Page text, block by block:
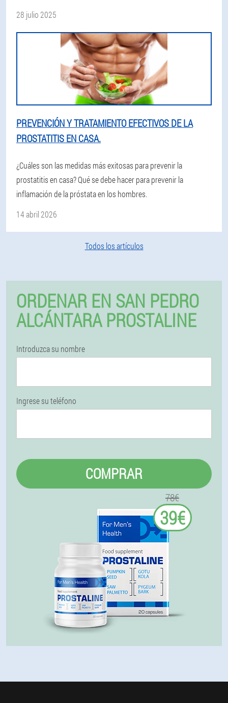
28 julio 2025
PREVENCIÓN Y TRATAMIENTO EFECTIVOS DE LA
PROSTATITIS EN CASA.
¿Cuáles son las medidas más exitosas para prevenir la
prostatitis en casa? Qué se debe hacer para prevenir la
inflamación de la próstata en los hombres.
14 abril 2026
Todos los artículos
ORDENAR EN SAN PEDRO
ALCÁNTARA PROSTALINE
Introduzca su nombre
Ingrese su teléfono
COMPRAR
78€
39€